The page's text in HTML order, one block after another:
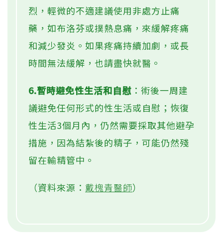
烈，輕微的不適建議使用非處方止痛
藥，如布洛芬或撲熱息痛，來緩解疼痛
和減少發炎。如果疼痛持續加劇，或長
時間無法緩解，也請盡快就醫。
6.暫時避免性生活和自慰 ：術後一周建
議避免任何形式的性生活或自慰；恢復
性生活3個月內，仍然需要採取其他避孕
措施，因為結紮後的精子，可能仍然殘
留在輸精管中。
（資料來源： 戴槐青醫師）